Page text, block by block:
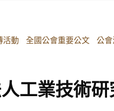
活動 全國公會重要公文 公
工業技術